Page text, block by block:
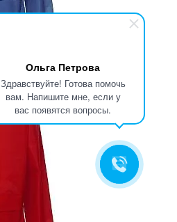
Ольга Петрова
Здравствуйте! Готова помочь
вам. Напишите мне, если у
вас появятся вопросы.